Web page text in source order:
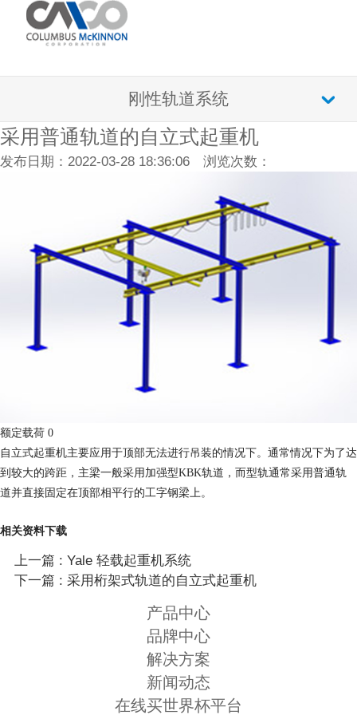
刚性轨道系统
采用普通轨道的自立式起重机
发布日期：2022-03-28 18:36:06 浏览次数：
额定载荷 0
自立式起重机主要应用于顶部无法进行吊装的情况下。通常情况下为了达
到较大的跨距，主梁一般采用加强型KBK轨道，而型轨通常采用普通轨
道并直接固定在顶部相平行的工字钢梁上。
相关资料下载
上一篇 : Yale 轻载起重机系统
下一篇 : 采用桁架式轨道的自立式起重机
产品中心
品牌中心
解决方案
新闻动态
在线买世界杯平台